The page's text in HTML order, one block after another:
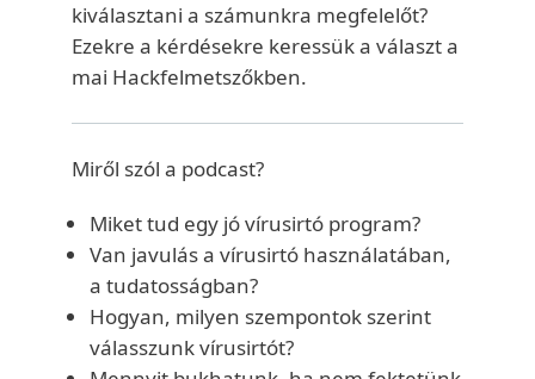
kiválasztani a számunkra megfelelőt?
Ezekre a kérdésekre keressük a választ a
mai Hackfelmetszőkben.
Miről szól a podcast?
Miket tud egy jó vírusirtó program?
Van javulás a vírusirtó használatában,
a tudatosságban?
Hogyan, milyen szempontok szerint
válasszunk vírusirtót?